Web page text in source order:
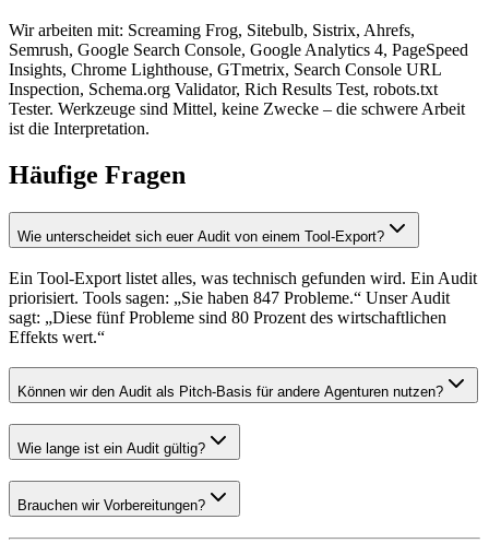
Wir arbeiten mit: Screaming Frog, Sitebulb, Sistrix, Ahrefs,
Semrush, Google Search Console, Google Analytics 4, PageSpeed
Insights, Chrome Lighthouse, GTmetrix, Search Console URL
Inspection, Schema.org Validator, Rich Results Test, robots.txt
Tester. Werkzeuge sind Mittel, keine Zwecke – die schwere Arbeit
ist die Interpretation.
Häufige Fragen
Wie unterscheidet sich euer Audit von einem Tool-Export?
Ein Tool-Export listet alles, was technisch gefunden wird. Ein Audit
priorisiert. Tools sagen: „Sie haben 847 Probleme.“ Unser Audit
sagt: „Diese fünf Probleme sind 80 Prozent des wirtschaftlichen
Effekts wert.“
Können wir den Audit als Pitch-Basis für andere Agenturen nutzen?
Wie lange ist ein Audit gültig?
Brauchen wir Vorbereitungen?